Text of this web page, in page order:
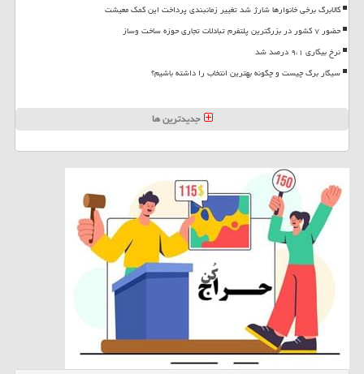
کالابرگ برخی خانوارها شارژ شد تغییر زمانبندی پرداخت این کمک معیشت
حضور ۷ کشور در بزرگترین پلتفرم تبادلات تجاری حوزه ساخت وساز
نرخ بیکاری ۹،۱ درصد شد
سیگار برگ چیست و چگونه بهترین انتخاب را داشته باشیم؟
جدیدترین ها